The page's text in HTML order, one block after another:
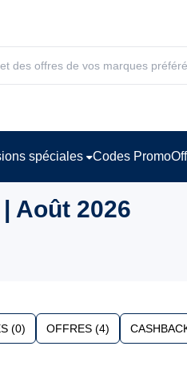
spéciales Codes Promo
Août 2026
(0) OFFRES (4)